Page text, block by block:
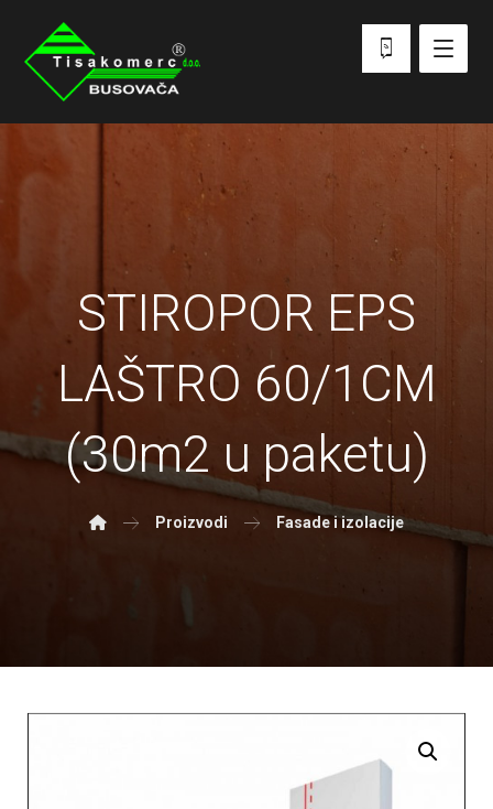
STIROPOR EPS
LAŠTRO 60/1CM
(30m2 u paketu)
Proizvodi Fasade i izolacije